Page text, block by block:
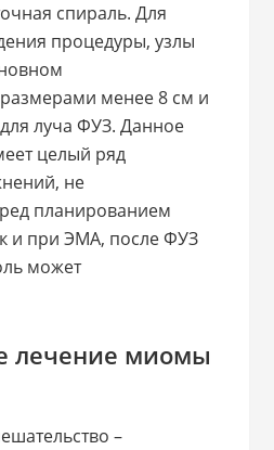
спираль. Для
процедуры, узлы
менее 8 см и
луча ФУЗ. Данное
целый ряд
не
планированием
и при ЭМА, после ФУЗ
может
лечение миомы
–